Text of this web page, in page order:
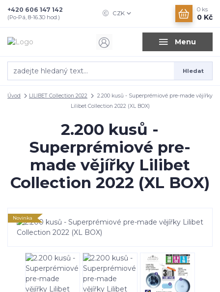
Menu
CZK
Hledat
+420 606 147 142
(Po-Pá, 8-16.30 hod.)
0 ks
0 Kč
Úvod LILIBET Collection 2022
2.200 kusů - Superprémiové pre-made vějířky
Lilibet Collection 2022 (XL BOX)
2.200 kusů -
Superprémiové pre-
made vějířky Lilibet
Collection 2022 (XL BOX)
Novinka